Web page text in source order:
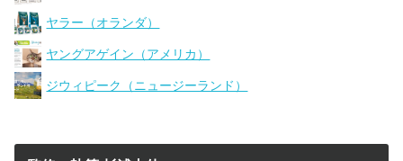
ヤラー（オランダ）
ヤングアゲイン（アメリカ）
ジウィピーク（ニュージーランド）